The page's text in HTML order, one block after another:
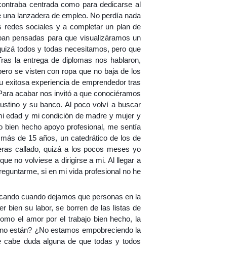
centrada como para dedicarse al
lanzadera de empleo. No perdía nada
sociales y a completar un plan de
pensadas para que visualizáramos un
todos y todas necesitamos, pero que
la entrega de diplomas nos hablaron,
se visten con ropa que no baja de los
experiencia de emprendedor tras
acabar nos invitó a que conociéramos
y su banco. Al poco volví a buscar
edad y mi condición de madre y mujer y
bien hecho apoyo profesional, me sentía
de 15 años, un catedrático de los de
callado, quizá a los pocos meses yo
no volviese a dirigirse a mi. Al llegar a
si en mi vida profesional no he
cuando dejamos que personas en la
bien su labor, se borren de las listas de
el amor por el trabajo bien hecho, la
están? ¿No estamos empobreciendo la
duda alguna de que todas y todos